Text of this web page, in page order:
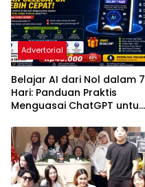
Advertorial
Belajar AI dari Nol dalam 7
Hari: Panduan Praktis
Menguasai ChatGPT untuk